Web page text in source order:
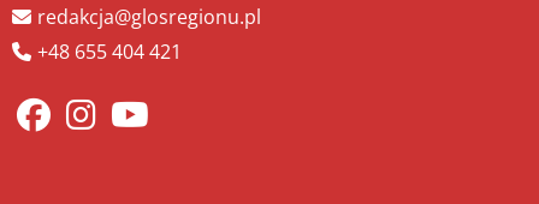
redakcja@glosregionu.pl
+48 655 404 421